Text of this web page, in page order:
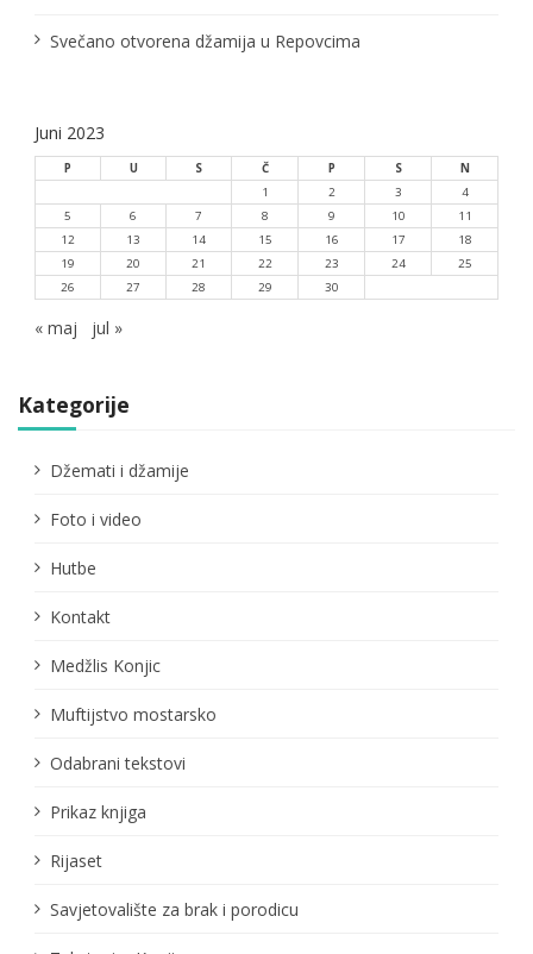
Svečano otvorena džamija u Repovcima
Juni 2023
P U S Č P S
N
1
2 3
4
5
6 7 8 9 10
11
12
13 14 15 16 17
18
19
20 21 22 23 24
25
26
27 28 29 30
« maj jul »
Kategorije
Džemati i džamije
Foto i video
Hutbe
Kontakt
Medžlis Konjic
Muftijstvo mostarsko
Odabrani tekstovi
Prikaz knjiga
Rijaset
Savjetovalište za brak i porodicu